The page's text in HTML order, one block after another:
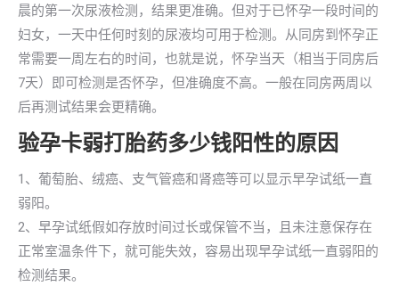
晨的第一次尿液检测，结果更准确。但对于已怀孕一段时间的
妇女，一天中任何时刻的尿液均可用于检测。从同房到怀孕正
常需要一周左右的时间，也就是说，怀孕当天（相当于同房后
7天）即可检测是否怀孕，但准确度不高。一般在同房两周以
后再测试结果会更精确。
验孕卡弱打胎药多少钱阳性的原因
1、葡萄胎、绒癌、支气管癌和肾癌等可以显示早孕试纸一直
弱阳。
2、早孕试纸假如存放时间过长或保管不当，且未注意保存在
正常室温条件下，就可能失效，容易出现早孕试纸一直弱阳的
检测结果。